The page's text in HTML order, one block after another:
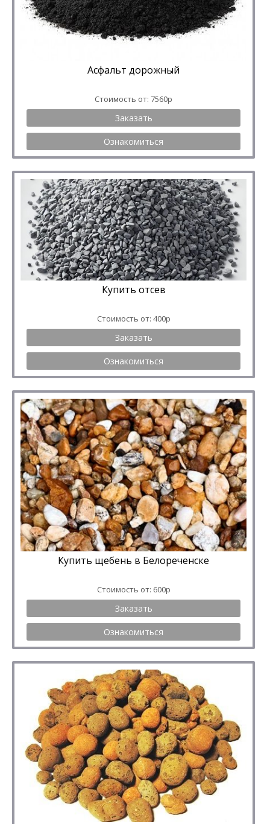
Асфальт дорожный
Стоимость от: 7560р
Заказать
Ознакомиться
Купить отсев
Стоимость от: 400р
Заказать
Ознакомиться
Купить щебень в Белореченске
Стоимость от: 600р
Заказать
Ознакомиться